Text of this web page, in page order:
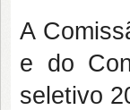
A
e do
seletivo